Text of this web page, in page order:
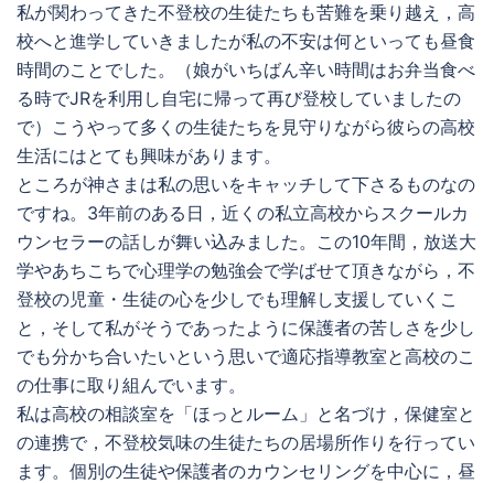
私が関わってきた不登校の生徒たちも苦難を乗り越え，高
校へと進学していきましたが私の不安は何といっても昼食
時間のことでした。（娘がいちばん辛い時間はお弁当食べ
る時でJRを利用し自宅に帰って再び登校していましたの
で）こうやって多くの生徒たちを見守りながら彼らの高校
生活にはとても興味があります。
ところが神さまは私の思いをキャッチして下さるものなの
ですね。3年前のある日，近くの私立高校からスクールカ
ウンセラーの話しが舞い込みました。この10年間，放送大
学やあちこちで心理学の勉強会で学ばせて頂きながら，不
登校の児童・生徒の心を少しでも理解し支援していくこ
と，そして私がそうであったように保護者の苦しさを少し
でも分かち合いたいという思いで適応指導教室と高校のこ
の仕事に取り組んでいます。
私は高校の相談室を「ほっとルーム」と名づけ，保健室と
の連携で，不登校気味の生徒たちの居場所作りを行ってい
ます。個別の生徒や保護者のカウンセリングを中心に，昼